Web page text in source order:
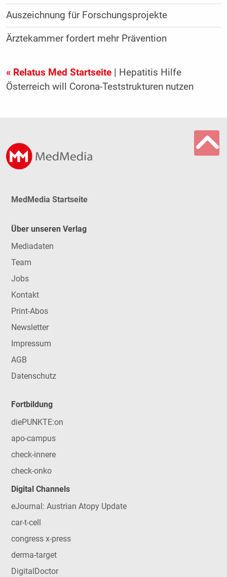
Auszeichnung für Forschungsprojekte
Ärztekammer fordert mehr Prävention
« Relatus Med Startseite| Hepatitis Hilfe
Österreich will Corona-Teststrukturen nutzen
MedMedia Startseite
Über unseren Verlag
Mediadaten
Team
Jobs
Kontakt
Print-Abos
Newsletter
Impressum
AGB
Datenschutz
Fortbildung
diePUNKTE:on
apo-campus
check-innere
check-onko
Digital Channels
eJournal: Austrian Atopy Update
car-t-cell
congress x-press
derma-target
DigitalDoctor